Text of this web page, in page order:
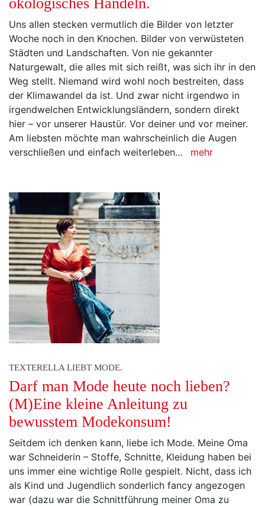
Uns allen stecken vermutlich die Bilder von letzter
Woche noch in den Knochen. Bilder von verwüsteten
Städten und Landschaften. Von nie gekannter
Naturgewalt, die alles mit sich reißt, was sich ihr in den
Weg stellt. Niemand wird wohl noch bestreiten, dass
der Klimawandel da ist. Und zwar nicht irgendwo in
irgendwelchen Entwicklungsländern, sondern direkt
hier – vor unserer Haustür. Vor deiner und vor meiner.
Am liebsten möchte man wahrscheinlich die Augen
verschließen und einfach weiterleben…
mehr
TEXTERELLA LIEBT MODE.
Darf man Mode heute noch lieben?
(M)Eine kleine Anleitung zu
bewusstem Modekonsum!
Seitdem ich denken kann, liebe ich Mode. Meine Oma
war Schneiderin – Stoffe, Schnitte, Kleidung haben bei
uns immer eine wichtige Rolle gespielt. Nicht, dass ich
als Kind und Jugendlich sonderlich fancy angezogen
war (dazu war die Schnittführung meiner Oma zu